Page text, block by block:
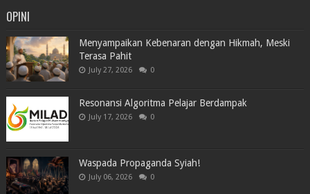
OPINI
Menyampaikan Kebenaran dengan Hikmah, Meski
Terasa Pahit
July 27, 2026 0
Resonansi Algoritma Pelajar Berdampak
July 17, 2026 0
Waspada Propaganda Syiah!
July 06, 2026 0